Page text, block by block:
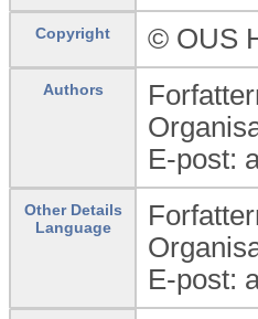
Copyright © OUS
Authors
E-post:
Other Details
Language
E-post: